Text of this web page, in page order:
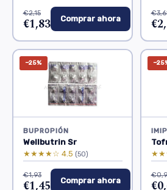
€2,15
€1,83 Comprar ahora
−25%
BUPROPIÓN
Wellbutrin Sr
★★★★☆ 4.5 (50)
€1,93
€1,45 Comprar ahora